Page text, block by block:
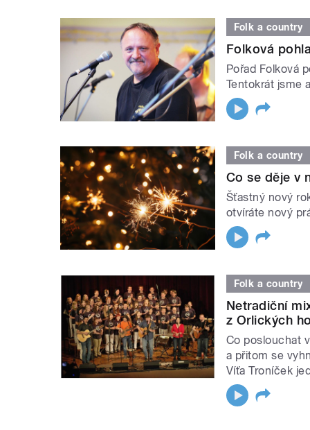
Folk a country
Folková
Pořad Folková
Tentokrát jsme
Folk a country
Co se děje v
Šťastný nový
otvíráte nový
Folk a country
Netradiční
z Orlických
Co poslouchat
a přitom se
Víťa Troníček